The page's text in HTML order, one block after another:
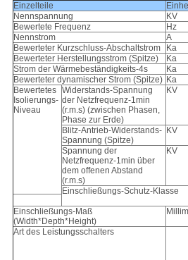
Einzelteile
Nennspannung
KV
Bewertete Frequenz
Hz
Nennstrom
A
Bewerteter Kurzschluss-Abschaltstrom
Ka
Bewerteter Herstellungsstrom (Spitze)
Ka
Strom der Wärmebeständigkeits-4s
Ka
Bewerteter dynamischer Strom (Spitze) Ka
Bewertetes
Isolierungs-
Niveau
Widerstands-Spannung
der Netzfrequenz-1min
(r.m.s) (zwischen Phasen,
Phase zur Erde)
KV
Blitz-Antrieb-Widerstands-
Spannung (Spitze)
KV
Spannung der
Netzfrequenz-1min über
dem offenen Abstand
(r.m.s)
KV
Einschließungs-Schutz-Klasse
Einschließungs-Maß
(Width*Depth*Height)
Art des Leistungsschalters